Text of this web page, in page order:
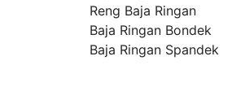
Reng Baja Ringan
Baja Ringan Bondek
Baja Ringan Spandek